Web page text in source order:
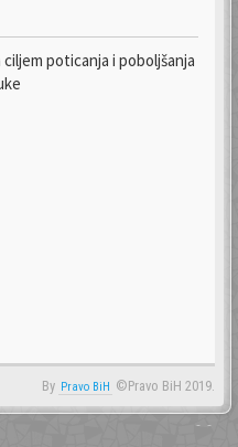
poticanja i poboljšanja
By Pravo BiH ©Pravo BiH 2019.
- -